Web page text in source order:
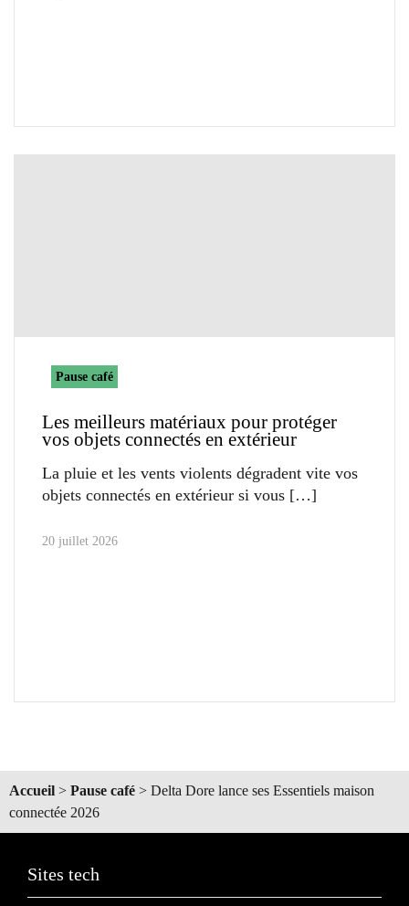
Pause café
Les meilleurs matériaux pour protéger
vos objets connectés en extérieur
La pluie et les vents violents dégradent vite vos
objets connectés en extérieur si vous
20 juillet 2026
Accueil > Pause café > Delta Dore lance ses Essentiels maison
connectée 2026
Sites tech